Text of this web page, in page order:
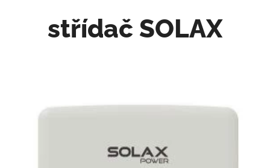
střídač SOLAX